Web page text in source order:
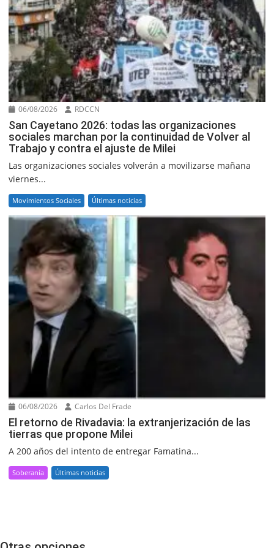
06/08/2026 RDCCN
San Cayetano 2026: todas las organizaciones
sociales marchan por la continuidad de Volver al
Trabajo y contra el ajuste de Milei
Las organizaciones sociales volverán a movilizarse mañana
viernes...
Movimientos Sociales Últimas noticias
06/08/2026 Carlos Del Frade
El retorno de Rivadavia: la extranjerización de las
tierras que propone Milei
A 200 años del intento de entregar Famatina...
Soberanía Últimas noticias